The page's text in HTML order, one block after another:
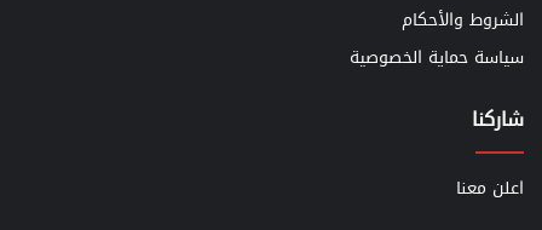
الشروط والأحكام
سياسة حماية الخصوصية
شاركنا
اعلن معنا